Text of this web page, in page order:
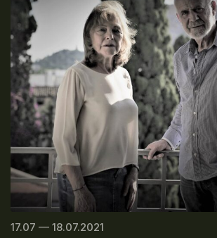
17.07 — 18.07.2021